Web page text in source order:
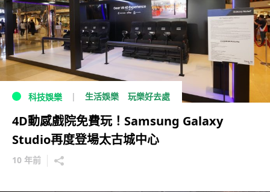
科技娛樂 生活娛樂 玩樂好去處
4D動感戲院免費玩！Samsung Galaxy
Studio再度登場太古城中心
10 年前